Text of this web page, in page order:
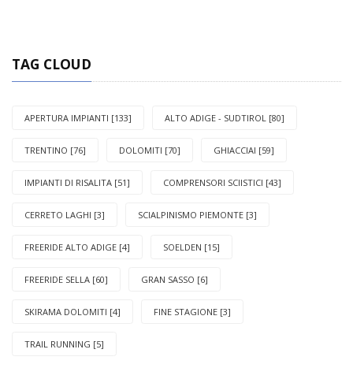
TAG CLOUD
APERTURA IMPIANTI [133] ALTO ADIGE - SUDTIROL [80]
TRENTINO [76] DOLOMITI [70] GHIACCIAI [59]
IMPIANTI DI RISALITA [51] COMPRENSORI SCIISTICI [43]
CERRETO LAGHI [3] SCIALPINISMO PIEMONTE [3]
FREERIDE ALTO ADIGE [4] SOELDEN [15]
FREERIDE SELLA [60] GRAN SASSO [6]
SKIRAMA DOLOMITI [4] FINE STAGIONE [3]
TRAIL RUNNING [5]